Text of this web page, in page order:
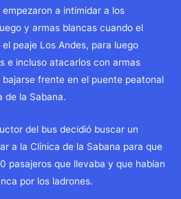
a intimidar a los
y armas blancas cuando el
peaje Los Andes, para luego
e incluso atacarlos con armas
frente en el puente peatonal
de la Sabana.
del bus decidió buscar un
a la Clínica de la Sabana para que
pasajeros que llevaba y que habían
por los ladrones.